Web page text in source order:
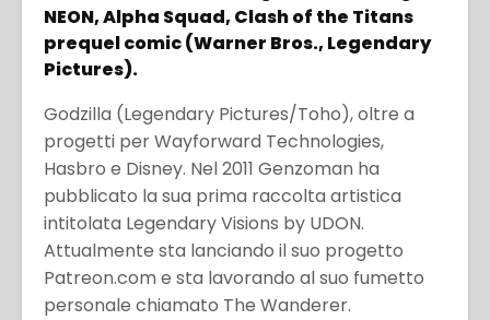
NEON, Alpha Squad, Clash of the Titans
prequel comic (Warner Bros., Legendary
Pictures).
Godzilla (Legendary Pictures/Toho), oltre a
progetti per Wayforward Technologies,
Hasbro e Disney. Nel 2011 Genzoman ha
pubblicato la sua prima raccolta artistica
intitolata Legendary Visions by UDON.
Attualmente sta lanciando il suo progetto
Patreon.com e sta lavorando al suo fumetto
personale chiamato The Wanderer.